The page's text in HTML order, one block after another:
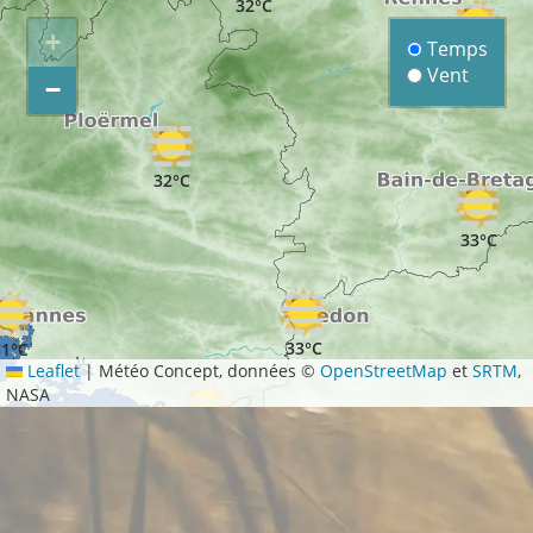
32°C
33°C
33°C
32°C
32°C
+
−
Temps
Vent
Leaflet | Météo Concept, données ©OpenStreetMap etSRTM,
NASA